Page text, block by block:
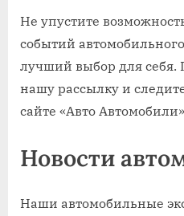
Не упустите
событий
лучший выбор для себя.
нашу рассылку и
сайте «Авто
Новости
Наши автомобильные